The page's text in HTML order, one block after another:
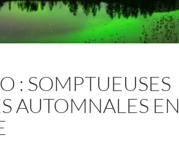
: SOMPTUEUSES
AUTOMNALES EN